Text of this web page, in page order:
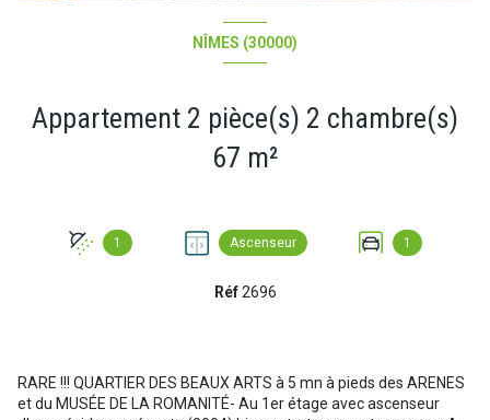
NÎMES (30000)
Appartement 2 pièce(s) 2 chambre(s)
67 m²
1 Ascenseur 1
Réf2696
RARE !!! QUARTIER DES BEAUX ARTS à 5 mn à pieds des ARENES
et du MUSÉE DE LA ROMANITÉ- Au 1er étage avec ascenseur